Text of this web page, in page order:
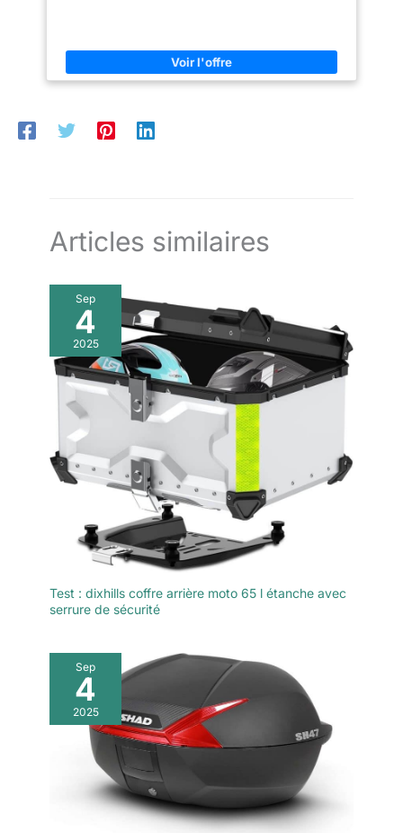
Articles similaires
Sep
4
2025
Test : dixhills coffre arrière moto 65 l étanche avec
serrure de sécurité
Sep
4
2025